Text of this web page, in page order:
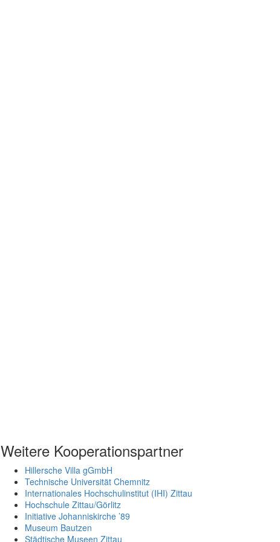
Weitere Kooperationspartner
Hillersche Villa gGmbH
Technische Universität Chemnitz
Internationales Hochschulinstitut (IHI) Zittau
Hochschule Zittau/Görlitz
Initiative Johanniskirche ’89
Museum Bautzen
Städtische Museen Zittau